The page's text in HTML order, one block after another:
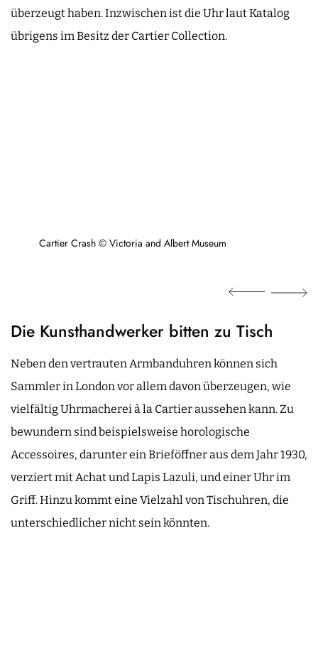
überzeugt haben. Inzwischen ist die Uhr laut Katalog
übrigens im Besitz der Cartier Collection.
Cartier Crash © Victoria and Albert Museum
Die Kunsthandwerker bitten zu Tisch
Neben den vertrauten Armbanduhren können sich
Sammler in London vor allem davon überzeugen, wie
vielfältig Uhrmacherei à la Cartier aussehen kann. Zu
bewundern sind beispielsweise horologische
Accessoires, darunter ein Brieföffner aus dem Jahr 1930,
verziert mit Achat und Lapis Lazuli, und einer Uhr im
Griff. Hinzu kommt eine Vielzahl von Tischuhren, die
unterschiedlicher nicht sein könnten.